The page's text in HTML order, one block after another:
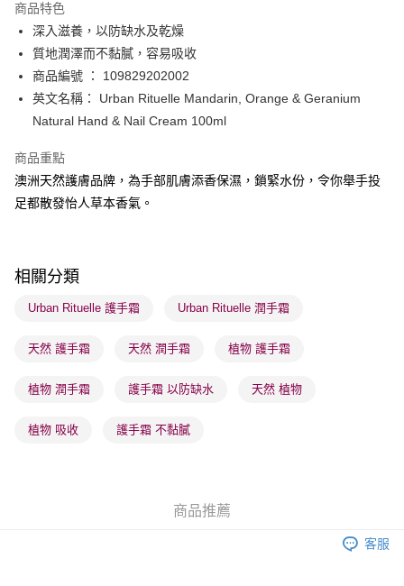
PayMe
WeChat Pay
BoC Pay
順豐自助櫃 - 確認發貨後1-3個工作天送達
每筆HK$65.00，滿HK$300.00或以上免運費
確認發貨後1-3 工作天送達，訂單將隨機分配至SF順豐速運或京東
物流公司進行物流配送
取。逾期會取消訂單，並不會安排重寄
商品特色
深入滋養，以防缺水及乾燥
質地潤澤而不黏膩，容易吸收
商品編號 ： 109829202002
英文名稱： Urban Rituelle Mandarin, Orange & Geranium
Natural Hand & Nail Cream 100ml
商品重點
澳洲天然護膚品牌，為手部肌膚添香保濕，鎖緊水份，令你舉手投
足都散發怡人草本香氣。
相關分類
Urban Rituelle 護手霜 Urban Rituelle 潤手霜
天然 護手霜 天然 潤手霜 植物 護手霜
植物 潤手霜 護手霜 以防缺水 天然 植物
植物 吸收 護手霜 不黏膩
商品推薦
客服